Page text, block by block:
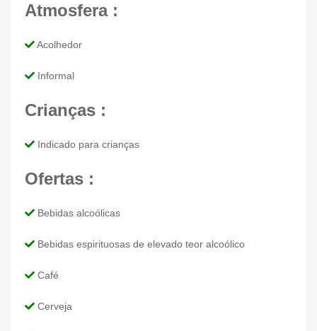
Atmosfera :
Acolhedor
Informal
Crianças :
Indicado para crianças
Ofertas :
Bebidas alcoólicas
Bebidas espirituosas de elevado teor alcoólico
Café
Cerveja